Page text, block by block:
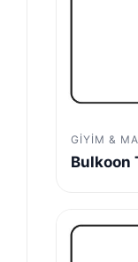
GIYIM &
Bulkoon